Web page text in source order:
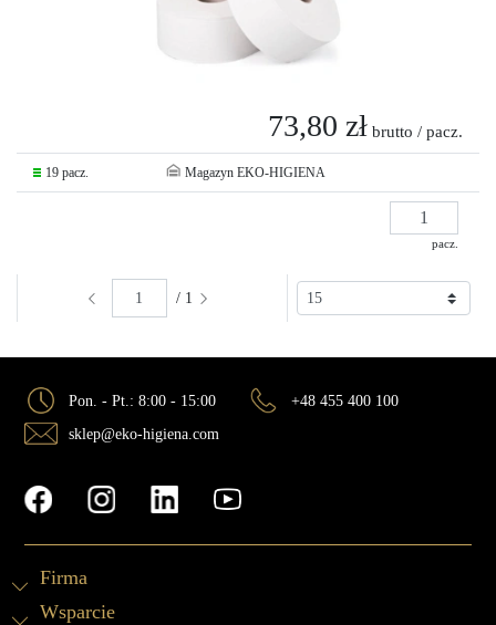
73,80 zł brutto / pacz.
19 pacz. Magazyn EKO-HIGIENA
pacz.
/ 1
Pon. - Pt.: 8:00 - 15:00
+48 455 400 100
sklep@eko-higiena.com
Firma
Wsparcie